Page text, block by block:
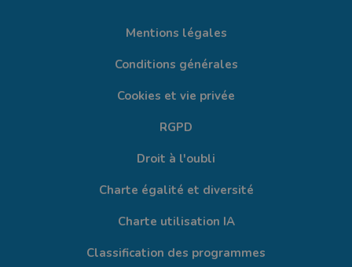
Mentions légales
Conditions générales
Cookies et vie privée
RGPD
Droit à l'oubli
Charte égalité et diversité
Charte utilisation IA
Classification des programmes